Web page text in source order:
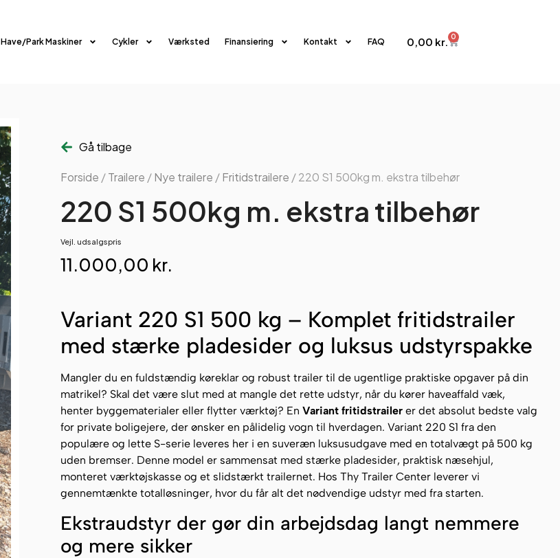
Have/Park Maskiner Cykler Værksted Finansiering Kontakt FAQ 0,00 kr. 0
Gå tilbage
Forside /Trailere /Nye trailere /Fritidstrailere / 220 S1 500kg m. ekstra tilbehør
220 S1 500kg m. ekstra tilbehør
Vejl. udsalgspris
11.000,00 kr.
Variant 220 S1 500 kg – Komplet fritidstrailer
med stærke pladesider og luksus udstyrspakke
Mangler du en fuldstændig køreklar og robust trailer til de ugentlige praktiske opgaver på din
matrikel? Skal det være slut med at mangle det rette udstyr, når du kører haveaffald væk,
henter byggematerialer eller flytter værktøj? En Variant fritidstrailerer det absolut bedste valg
for private boligejere, der ønsker en pålidelig vogn til hverdagen. Variant 220 S1 fra den
populære og lette S-serie leveres her i en suveræn luksusudgave med en totalvægt på 500 kg
uden bremser. Denne model er sammensat med stærke pladesider, praktisk næsehjul,
monteret værktøjskasse og et slidstærkt trailernet. Hos Thy Trailer Center leverer vi
gennemtænkte totalløsninger, hvor du får alt det nødvendige udstyr med fra starten.
Ekstraudstyr der gør din arbejdsdag langt nemmere
og mere sikker